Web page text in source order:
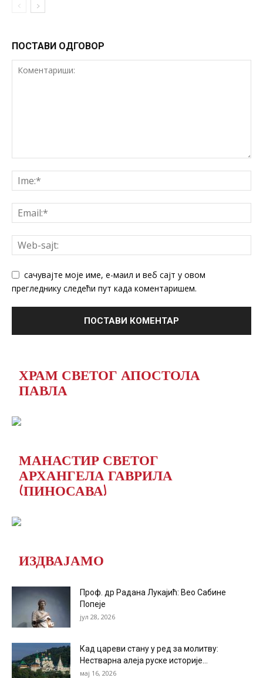
ПОСТАВИ ОДГОВОР
сачувајте моје име, е-маил и веб сајт у овом
прегледнику следећи пут када коментаришем.
ХРАМ СВЕТОГ АПОСТОЛА
ПАВЛА
МАНАСТИР СВЕТОГ
АРХАНГЕЛА ГАВРИЛА
(ПИНОСАВА)
ИЗДВАЈАМО
Проф. др Радана Лукајић: Вео Сабине
Попеје
јул 28, 2026
Кад цареви стану у ред за молитву:
Нестварна алеја руске историје...
мај 16, 2026